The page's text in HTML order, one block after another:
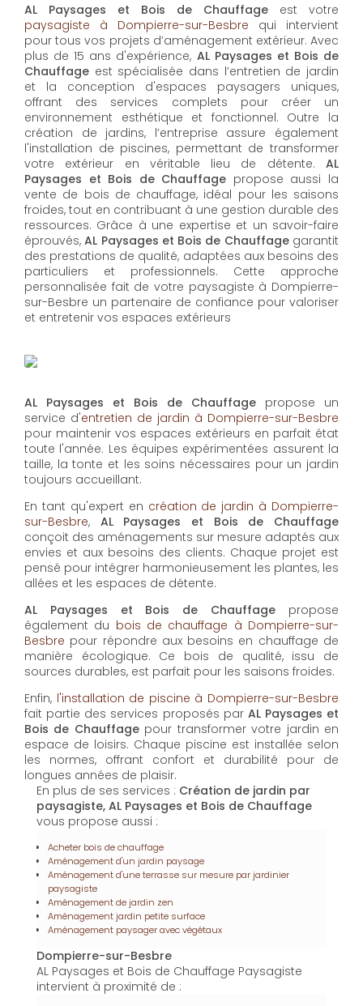
AL Paysages et Bois de Chauffage est votre
paysagiste à Dompierre-sur-Besbre qui intervient
pour tous vos projets d’aménagement extérieur. Avec
plus de 15 ans d'expérience, AL Paysages et Bois de
Chauffage est spécialisée dans l’entretien de jardin
et la conception d'espaces paysagers uniques,
offrant des services complets pour créer un
environnement esthétique et fonctionnel. Outre la
création de jardins, l’entreprise assure également
l'installation de piscines, permettant de transformer
votre extérieur en véritable lieu de détente. AL
Paysages et Bois de Chauffage propose aussi la
vente de bois de chauffage, idéal pour les saisons
froides, tout en contribuant à une gestion durable des
ressources. Grâce à une expertise et un savoir-faire
éprouvés,AL Paysages et Bois de Chauffagegarantit
des prestations de qualité, adaptées aux besoins des
particuliers et professionnels. Cette approche
personnalisée fait de votre paysagiste à Dompierre-
sur-Besbre un partenaire de confiance pour valoriser
et entretenir vos espaces extérieurs
AL Paysages et Bois de Chauffage
propose un
entretien de jardin à Dompierre-sur-Besbre
pour maintenir vos espaces extérieurs en parfait état
toute l'année. Les équipes expérimentées assurent la
taille, la tonte et les soins nécessaires pour un jardin
toujours accueillant.
En tant qu'expert en
création de jardin à Dompierre-
sur-Besbre,AL Paysages et Bois de Chauffage
conçoit des aménagements sur mesure adaptés aux
envies et aux besoins des clients. Chaque projet est
pensé pour intégrer harmonieusement les plantes, les
allées et les espaces de détente.
AL Paysages et Bois de Chauffagepropose
également du bois de chauffage à Dompierre-sur-
Besbre pour répondre aux besoins en chauffage de
manière écologique. Ce bois de qualité, issu de
sources durables, est parfait pour les saisons froides.
Enfin,l'installation de piscine à Dompierre-sur-Besbre
fait partie des services proposés par
Bois de Chauffagepour transformer votre jardin en
espace de loisirs. Chaque piscine est installée selon
les normes, offrant confort et durabilité pour de
longues années de plaisir.
En plus de ses services :Création de jardin par
paysagiste, AL Paysages et Bois de Chauffage
vous propose aussi :